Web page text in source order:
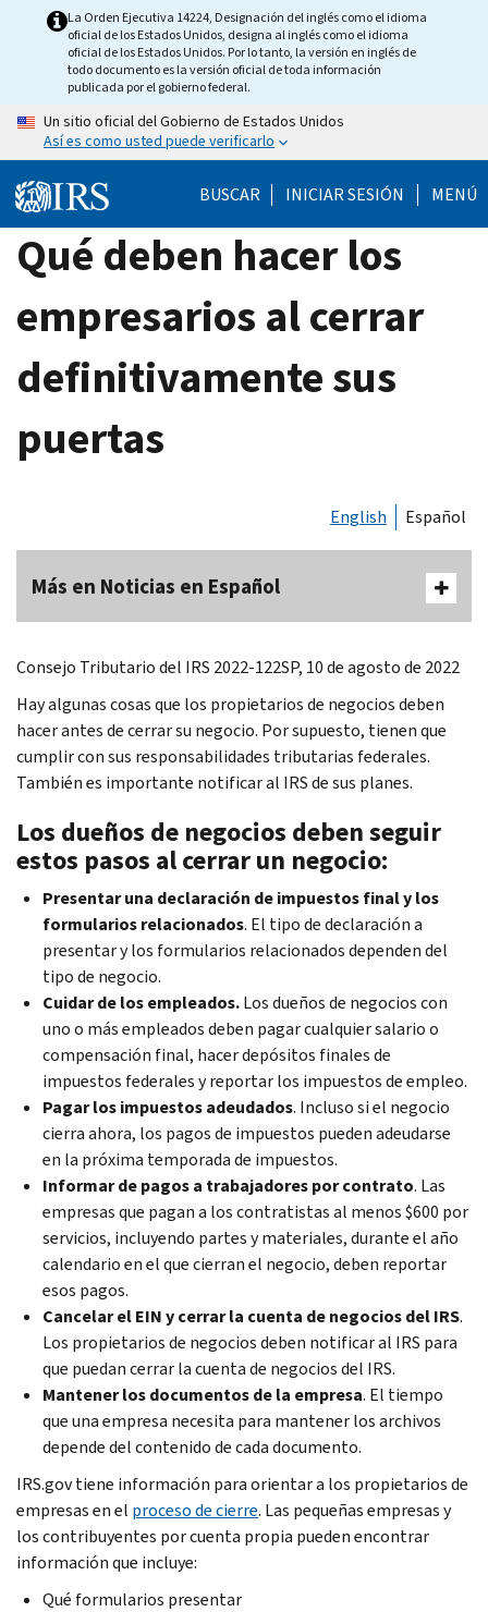
La Orden Ejecutiva 14224, Designación del inglés como el idioma
oficial de los Estados Unidos, designa al inglés como el idioma
oficial de los Estados Unidos. Por lo tanto, la versión en inglés de
todo documento es la versión oficial de toda información
publicada por el gobierno federal.
Un sitio oficial del Gobierno de Estados Unidos
Así es como usted puede verificarlo
BUSCAR INICIAR SESIÓN MENÚ
Qué deben hacer los
empresarios al cerrar
definitivamente sus
puertas
English Español
Más en Noticias en Español
Consejo Tributario del IRS 2022-122SP, 10 de agosto de 2022
Hay algunas cosas que los propietarios de negocios deben
hacer antes de cerrar su negocio. Por supuesto, tienen que
cumplir con sus responsabilidades tributarias federales.
También es importante notificar al IRS de sus planes.
Los dueños de negocios deben seguir
estos pasos al cerrar un negocio:
Presentar una declaración de impuestos final y los
formularios relacionados. El tipo de declaración a
presentar y los formularios relacionados dependen del
tipo de negocio.
Cuidar de los empleados.Los dueños de negocios con
uno o más empleados deben pagar cualquier salario o
compensación final, hacer depósitos finales de
impuestos federales y reportar los impuestos de empleo.
Pagar los impuestos adeudados. Incluso si el negocio
cierra ahora, los pagos de impuestos pueden adeudarse
en la próxima temporada de impuestos.
Informar de pagos a trabajadores por contrato. Las
empresas que pagan a los contratistas al menos $600 por
servicios, incluyendo partes y materiales, durante el año
calendario en el que cierran el negocio, deben reportar
esos pagos.
Cancelar el EIN y cerrar la cuenta de negocios del IRS.
Los propietarios de negocios deben notificar al IRS para
que puedan cerrar la cuenta de negocios del IRS.
Mantener los documentos de la empresa. El tiempo
que una empresa necesita para mantener los archivos
depende del contenido de cada documento.
IRS.gov tiene información para orientar a los propietarios de
empresas en el proceso de cierre. Las pequeñas empresas y
los contribuyentes por cuenta propia pueden encontrar
información que incluye:
Qué formularios presentar